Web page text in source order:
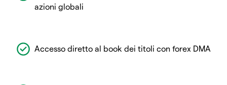
azioni globali
Accesso diretto al book dei titoli con forex DMA